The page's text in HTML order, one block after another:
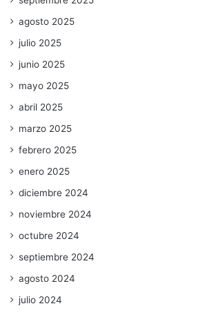
agosto 2025
julio 2025
junio 2025
mayo 2025
abril 2025
marzo 2025
febrero 2025
enero 2025
diciembre 2024
noviembre 2024
octubre 2024
septiembre 2024
agosto 2024
julio 2024